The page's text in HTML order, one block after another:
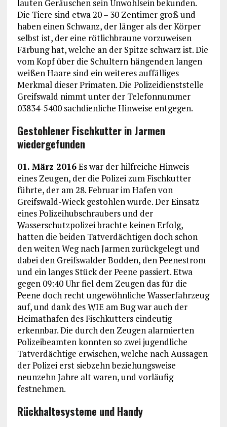
lauten Geräuschen sein Unwohlsein bekunden.
Die Tiere sind etwa 20 – 30 Zentimer groß und
haben einen Schwanz, der länger als der Körper
selbst ist, der eine rötlichbraune vorzuweisen
Färbung hat, welche an der Spitze schwarz ist. Die
vom Kopf über die Schultern hängenden langen
weißen Haare sind ein weiteres auffälliges
Merkmal dieser Primaten. Die Polizeidienststelle
Greifswald nimmt unter der Telefonnummer
03834-5400 sachdienliche Hinweise entgegen.
Gestohlener Fischkutter in Jarmen
wiedergefunden
01. März 2016Es war der hilfreiche Hinweis
eines Zeugen, der die Polizei zum Fischkutter
führte, der am 28. Februar im Hafen von
Greifswald-Wieck gestohlen wurde. Der Einsatz
eines Polizeihubschraubers und der
Wasserschutzpolizei brachte keinen Erfolg,
hatten die beiden Tatverdächtigen doch schon
den weiten Weg nach Jarmen zurückgelegt und
dabei den Greifswalder Bodden, den Peenestrom
und ein langes Stück der Peene passiert. Etwa
gegen 09:40 Uhr fiel dem Zeugen das für die
Peene doch recht ungewöhnliche Wasserfahrzeug
auf, und dank des WIE am Bug war auch der
Heimathafen des Fischkutters eindeutig
erkennbar. Die durch den Zeugen alarmierten
Polizeibeamten konnten so zwei jugendliche
Tatverdächtige erwischen, welche nach Aussagen
der Polizei erst siebzehn beziehungsweise
neunzehn Jahre alt waren, und vorläufig
festnehmen.
Rückhaltesysteme und Handy